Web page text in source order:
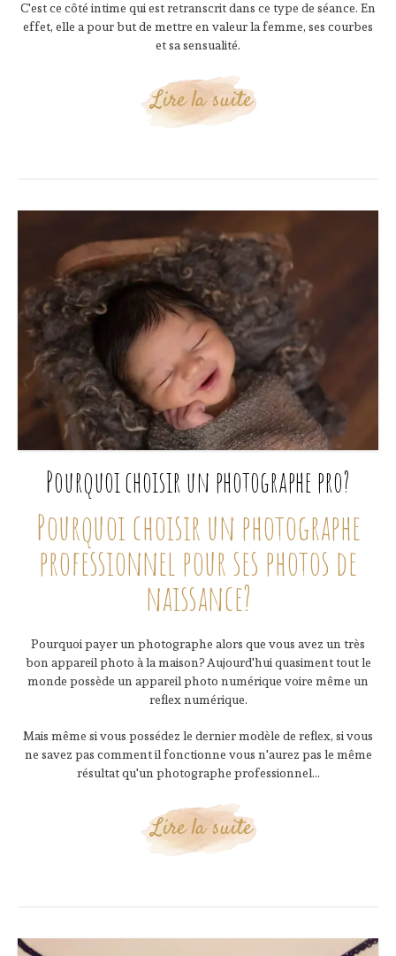
C'est ce côté intime qui est retranscrit dans ce type de séance. En
effet, elle a pour but de mettre en valeur la femme, ses courbes
et sa sensualité.
Lire la suite
Pourquoi choisir un photographe pro?
Pourquoi choisir un photographe
professionnel pour ses photos de
naissance?
Pourquoi payer un photographe alors que vous avez un très
bon appareil photo à la maison? Aujourd'hui quasiment tout le
monde possède un appareil photo numérique voire même un
reflex numérique.
Mais même si vous possédez le dernier modèle de reflex, si vous
ne savez pas comment il fonctionne vous n'aurez pas le même
résultat qu'un photographe professionnel...
Lire la suite